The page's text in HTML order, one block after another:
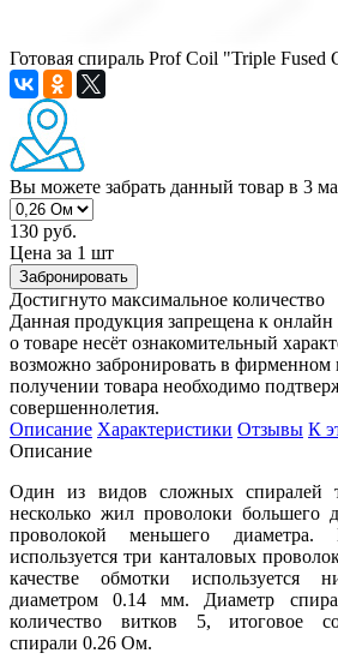
Готовая спираль Prof Coil "Triple
Вы можете забрать данный товар в 3
130 руб.
Цена за 1 шт
Забронировать
Достигнуто максимальное количество
Данная продукция запрещена к
о товаре несёт ознакомительный
возможно забронировать в фирменном
получении товара необходимо
совершеннолетия.
Описание Характеристики Отзывы К
Описание
Один из видов сложных спиралей
несколько жил проволоки большего
проволокой меньшего
используется три канталовых
качестве обмотки используется
диаметром 0.14 мм. Диаметр
количество витков 5, итоговое
спирали 0.26 Ом.